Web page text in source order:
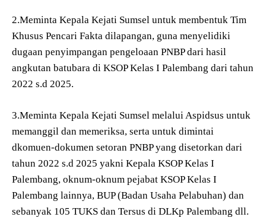
2.Meminta Kepala Kejati Sumsel untuk membentuk Tim
Khusus Pencari Fakta dilapangan, guna menyelidiki
dugaan penyimpangan pengeloaan PNBP dari hasil
angkutan batubara di KSOP Kelas I Palembang dari tahun
2022 s.d 2025.
3.Meminta Kepala Kejati Sumsel melalui Aspidsus untuk
memanggil dan memeriksa, serta untuk dimintai
dkomuen-dokumen setoran PNBP yang disetorkan dari
tahun 2022 s.d 2025 yakni Kepala KSOP Kelas I
Palembang, oknum-oknum pejabat KSOP Kelas I
Palembang lainnya, BUP (Badan Usaha Pelabuhan) dan
sebanyak 105 TUKS dan Tersus di DLKp Palembang dll.